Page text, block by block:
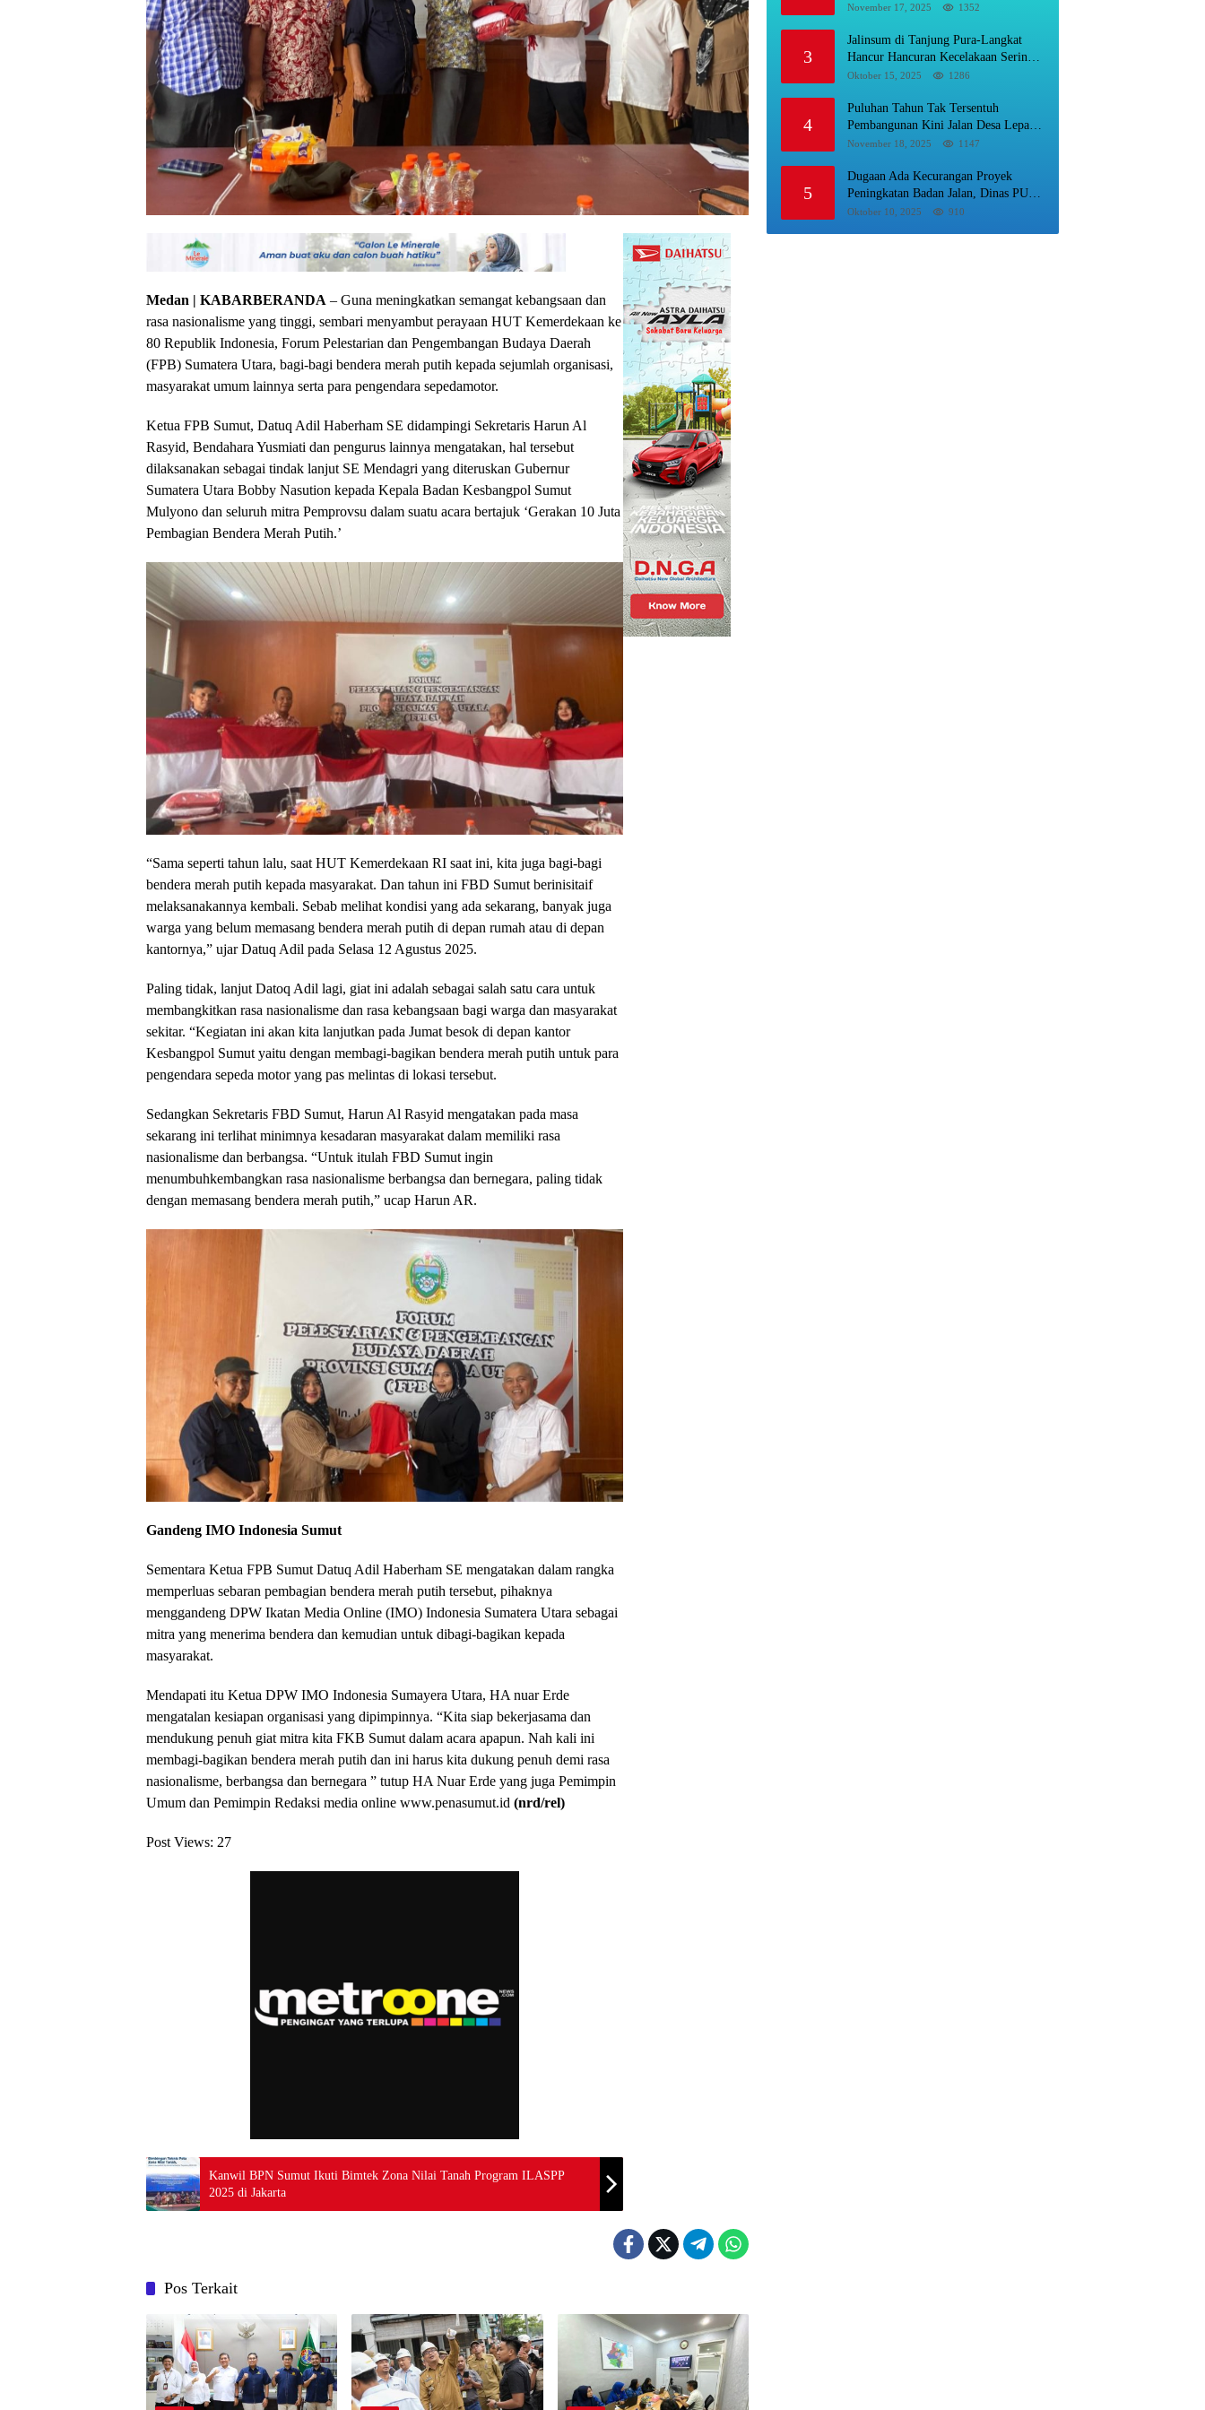
Medan | KABARBERANDA – Guna meningkatkan semangat kebangsaan dan
rasa nasionalisme yang tinggi, sembari menyambut perayaan HUT Kemerdekaan ke
80 Republik Indonesia, Forum Pelestarian dan Pengembangan Budaya Daerah
(FPB) Sumatera Utara, bagi-bagi bendera merah putih kepada sejumlah organisasi,
masyarakat umum lainnya serta para pengendara sepedamotor.
Ketua FPB Sumut, Datuq Adil Haberham SE didampingi Sekretaris Harun Al
Rasyid, Bendahara Yusmiati dan pengurus lainnya mengatakan, hal tersebut
dilaksanakan sebagai tindak lanjut SE Mendagri yang diteruskan Gubernur
Sumatera Utara Bobby Nasution kepada Kepala Badan Kesbangpol Sumut
Mulyono dan seluruh mitra Pemprovsu dalam suatu acara bertajuk ‘Gerakan 10 Juta
Pembagian Bendera Merah Putih.’
“Sama seperti tahun lalu, saat HUT Kemerdekaan RI saat ini, kita juga bagi-bagi
bendera merah putih kepada masyarakat. Dan tahun ini FBD Sumut berinisitaif
melaksanakannya kembali. Sebab melihat kondisi yang ada sekarang, banyak juga
warga yang belum memasang bendera merah putih di depan rumah atau di depan
kantornya,” ujar Datuq Adil pada Selasa 12 Agustus 2025.
Paling tidak, lanjut Datoq Adil lagi, giat ini adalah sebagai salah satu cara untuk
membangkitkan rasa nasionalisme dan rasa kebangsaan bagi warga dan masyarakat
sekitar. “Kegiatan ini akan kita lanjutkan pada Jumat besok di depan kantor
Kesbangpol Sumut yaitu dengan membagi-bagikan bendera merah putih untuk para
pengendara sepeda motor yang pas melintas di lokasi tersebut.
Sedangkan Sekretaris FBD Sumut, Harun Al Rasyid mengatakan pada masa
sekarang ini terlihat minimnya kesadaran masyarakat dalam memiliki rasa
nasionalisme dan berbangsa. “Untuk itulah FBD Sumut ingin
menumbuhkembangkan rasa nasionalisme berbangsa dan bernegara, paling tidak
dengan memasang bendera merah putih,” ucap Harun AR.
Gandeng IMO Indonesia Sumut
Sementara Ketua FPB Sumut Datuq Adil Haberham SE mengatakan dalam rangka
memperluas sebaran pembagian bendera merah putih tersebut, pihaknya
menggandeng DPW Ikatan Media Online (IMO) Indonesia Sumatera Utara sebagai
mitra yang menerima bendera dan kemudian untuk dibagi-bagikan kepada
masyarakat.
Mendapati itu Ketua DPW IMO Indonesia Sumayera Utara, HA nuar Erde
mengatalan kesiapan organisasi yang dipimpinnya. “Kita siap bekerjasama dan
mendukung penuh giat mitra kita FKB Sumut dalam acara apapun. Nah kali ini
membagi-bagikan bendera merah putih dan ini harus kita dukung penuh demi rasa
nasionalisme, berbangsa dan bernegara ” tutup HA Nuar Erde yang juga Pemimpin
Umum dan Pemimpin Redaksi media online www.penasumut.id (nrd/rel)
Post Views: 27
Kanwil BPN Sumut Ikuti Bimtek Zona Nilai Tanah Program ILASPP
2025 di Jakarta
Pos Terkait
Busuk Dibiarkan Menggunung Di
November 17, 2025 1352
3
Jalinsum di Tanjung Pura-Langkat
Hancur Hancuran Kecelakaan Sering
Terjadi, Masyarakat Mnta Presiden
Oktober 15, 2025 1286
4
Puluhan Tahun Tak Tersentuh
Pembangunan Kini Jalan Desa Lepar
Samura Mulus, Masyarakat Sampaikan
November 18, 2025 1147
5
Dugaan Ada Kecurangan Proyek
Peningkatan Badan Jalan, Dinas PUPR
Labura Diadukan Ke Kejatisu.
Oktober 10, 2025 910